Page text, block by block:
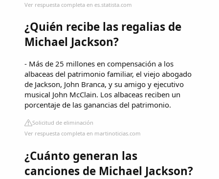
Ver respuesta completa en es.statista.com
¿Quién recibe las regalias de
Michael Jackson?
- Más de 25 millones en compensación a los
albaceas del patrimonio familiar, el viejo abogado
de Jackson, John Branca, y su amigo y ejecutivo
musical John McClain. Los albaceas reciben un
porcentaje de las ganancias del patrimonio.
Solicitud de eliminación
Ver respuesta completa en martinoticias.com
¿Cuánto generan las
canciones de Michael Jackson?